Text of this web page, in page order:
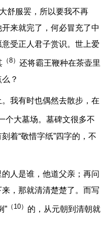
舒服罢，所以要我不再
来就完了，何必冒充了中
受正人君子赏识。世上爱
（8） 还将霸王鞭种在茶壶里
？
我有时也偶然去散步，在
个大墓场。墓碑文很多不
着“敬惜字纸”四字的，不
人是谁，他道父亲；再问
，那就清清楚楚了。而写
”（10） 的，从元朝到清朝就